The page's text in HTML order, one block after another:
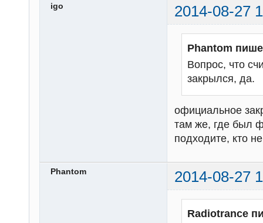
igo 2014-08-27
Phantom
Вопрос, что
закрылся, да.
официальное
там же, где был
подходите, кто
Phantom 2014-08-27
Radiotrance